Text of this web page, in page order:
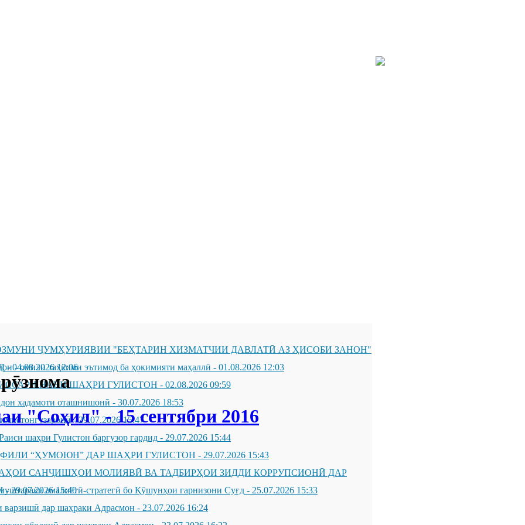
ҶУМҲУРИЯВИИ "БЕҲТАРИН ХИЗМАТЧИИ ДАВЛАТӢ АЗ ҲИСОБИ ЗАНОН"
-04.08.2026 12:06
- омили таҳкими эътимод ба ҳокимияти маҳаллӣ - 01.08.2026 12:03
НАВИ ШАҲРИ ГУЛИСТОН - 02.08.2026 09:59
хадамоти оташнишонӣ - 30.07.2026 18:53
- 29.07.2026 15:47
шаҳри Гулистон баргузор гардид - 29.07.2026 15:44
“ҲУМОЮН” ДАР ШАҲРИ ГУЛИСТОН - 29.07.2026 15:43
САНҶИШҲОИ МОЛИЯВӢ ВА ТАДБИРҲОИ ЗИДДИ КОРРУПСИОНӢ ДАР
-29.07.2026 15:40амалиётӣ-стратегӣ бо Қӯшунҳои гарнизони Суғд - 25.07.2026 15:33
варзишӣ дар шаҳраки Адрасмон - 23.07.2026 16:24
"Соҳил" - 15 сентябри 2016